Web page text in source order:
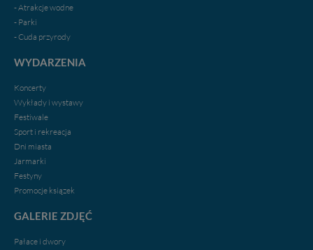
- Atrakcje wodne
- Parki
- Cuda przyrody
WYDARZENIA
Koncerty
Wykłady i wystawy
Festiwale
Sport i rekreacja
Dni miasta
Jarmarki
Festyny
Promocje ksiązek
GALERIE ZDJĘĆ
Pałace i dwory
wakacje...